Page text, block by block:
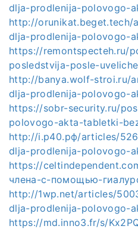
dlja-prodlenija-polovogo-
http://
dlja-prodlenija-polovogo-
https://remontspecteh.ru/
posledstvija-posle-
http://banya.wolf-stroi.ru/
dlja-prodlenija-polovogo-
https://sobr-security.ru/
polovogo-akta-tabletki-
http://i.р40.рф/articles/
dlja-prodlenija-polovogo-
https://
члена-с-помощью-
http://1wp.net/articles/
dlja-prodlenija-polovogo-
https://md.inno3.fr/s/